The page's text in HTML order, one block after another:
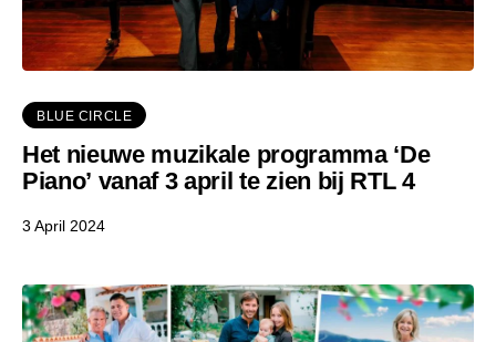
BLUE CIRCLE
Het nieuwe muzikale programma ‘De
Piano’ vanaf 3 april te zien bij RTL 4
3 April 2024